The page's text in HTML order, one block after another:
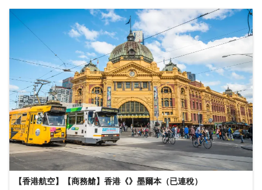
【香港航空】【商務艙】香港《》墨爾本（已連稅）